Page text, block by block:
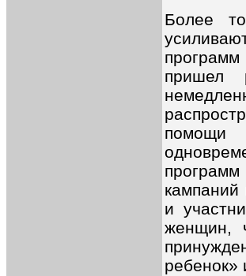
Более
пришел
помощи
кампаний
и
женщин,
ребенок»